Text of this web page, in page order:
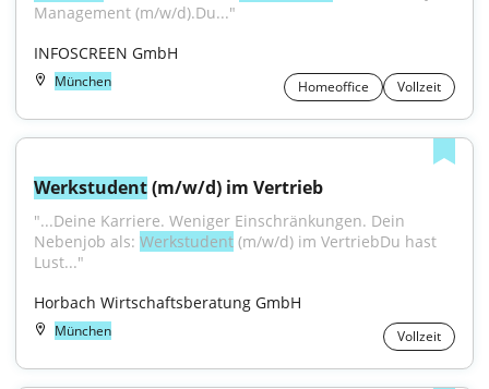
Management (m/w/d).Du..."
INFOSCREEN GmbH
München Homeoffice Vollzeit
Werkstudent (m/w/d) im Vertrieb
"...Deine Karriere. Weniger Einschränkungen. Dein
Nebenjob als: Werkstudent (m/w/d) im VertriebDu hast
Lust..."
Horbach Wirtschaftsberatung GmbH
München Vollzeit